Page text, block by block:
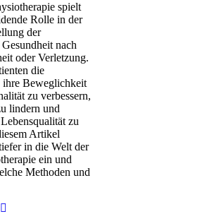
spielt
Rolle in der
der
nach
oder Verletzung.
die
Beweglichkeit
zu verbessern,
lindern und
zu
Artikel
in die Welt der
ein und
Methoden und